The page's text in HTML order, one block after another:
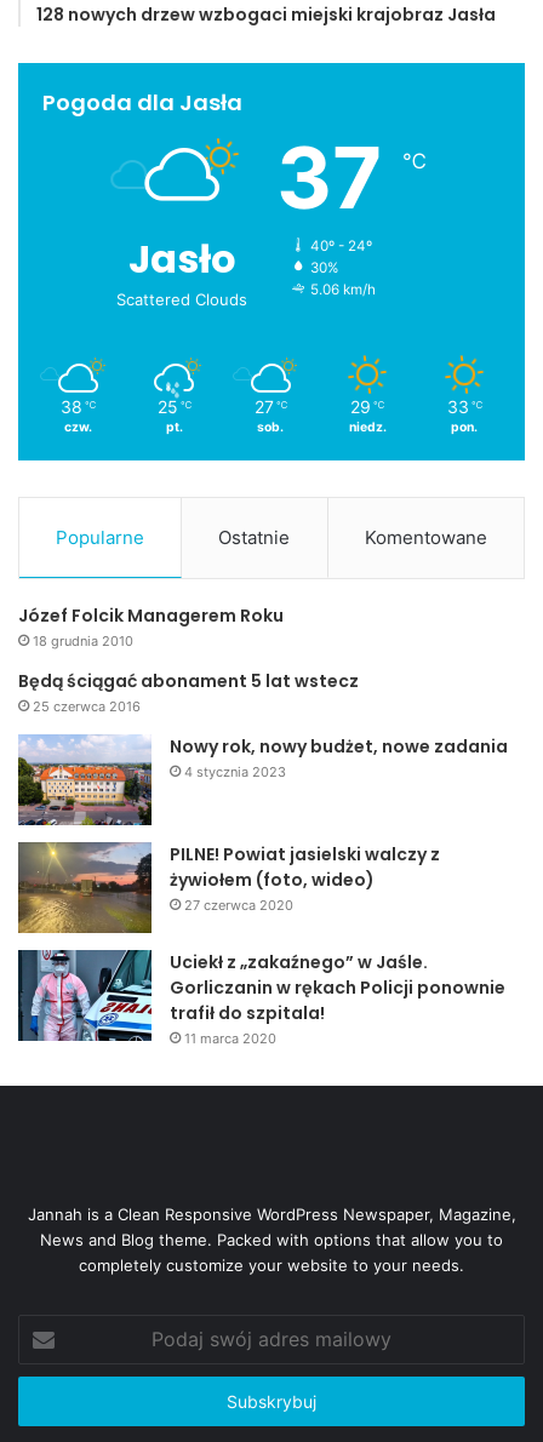
128 nowych drzew wzbogaci miejski krajobraz Jasła
Pogoda dla Jasła
Jasło
Scattered Clouds
37 ℃
40º - 24º
30%
5.06 km/h
38 ℃
czw.
25 ℃
pt.
27 ℃
sob.
29 ℃
niedz.
33 ℃
pon.
Popularne Ostatnie Komentowane
Józef Folcik Managerem Roku
18 grudnia 2010
Będą ściągać abonament 5 lat wstecz
25 czerwca 2016
Nowy rok, nowy budżet, nowe zadania
4 stycznia 2023
PILNE! Powiat jasielski walczy z
żywiołem (foto, wideo)
27 czerwca 2020
Uciekł z „zakaźnego” w Jaśle.
Gorliczanin w rękach Policji ponownie
trafił do szpitala!
11 marca 2020
Jannah is a Clean Responsive WordPress Newspaper, Magazine,
News and Blog theme. Packed with options that allow you to
completely customize your website to your needs.
swój
adres